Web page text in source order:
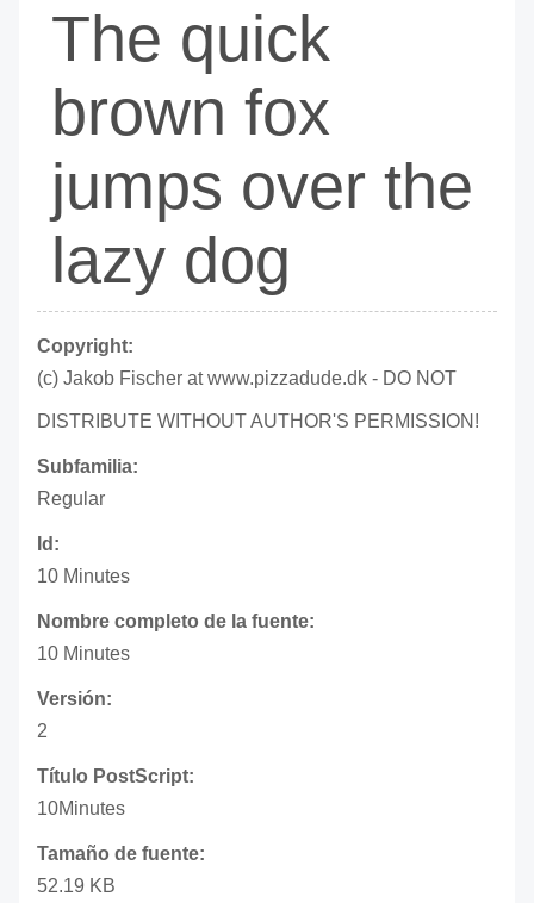
The quick
brown fox
jumps over the
lazy dog
Copyright:
(c) Jakob Fischer at www.pizzadude.dk - DO NOT
DISTRIBUTE WITHOUT AUTHOR'S PERMISSION!
Subfamilia:
Regular
Id:
10 Minutes
Nombre completo de la fuente:
10 Minutes
Versión:
2
Título PostScript:
10Minutes
Tamaño de fuente:
52.19 KB